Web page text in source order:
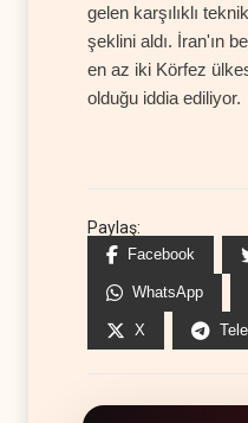
gelen karşılıklı
şeklini aldı. İran'ın
en az iki Körfez
olduğu iddia ediliyor.
Paylaş:
Facebook
WhatsApp
X